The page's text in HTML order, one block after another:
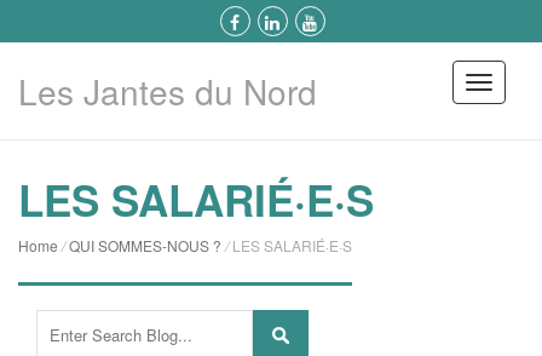
Les Jantes du Nord Menu
LES SALARIÉ·E·S
Home /QUI SOMMES-NOUS ? /LES SALARIÉ·E·S